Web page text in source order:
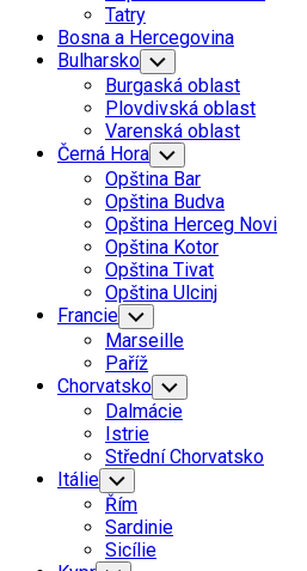
Tatry
Bosna a Hercegovina
Bulharsko Toggle
Child
Menu
Burgaská oblast
Plovdivská oblast
Varenská oblast
Černá Hora Toggle
Child
Menu
Opština Bar
Opština Budva
Opština Herceg Novi
Opština Kotor
Opština Tivat
Opština Ulcinj
Francie Toggle
Child
Menu
Marseille
Paříž
Chorvatsko Toggle
Child
Menu
Dalmácie
Istrie
Střední Chorvatsko
Itálie Toggle
Child
Menu
Řím
Sardinie
Sicílie